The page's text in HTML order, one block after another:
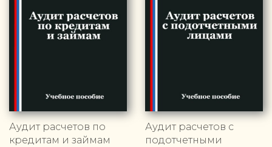
Аудит расчетов по
кредитам и займам
Аудит расчетов с
подотчетными